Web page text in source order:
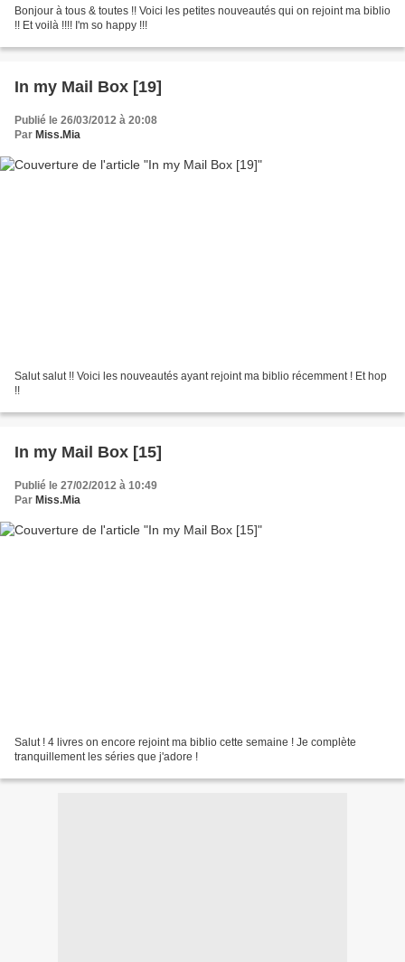
Bonjour à tous & toutes !! Voici les petites nouveautés qui on rejoint ma biblio
!! Et voilà !!!! I'm so happy !!!
In my Mail Box [19]
Publié le 26/03/2012 à 20:08
Par Miss.Mia
Salut salut !! Voici les nouveautés ayant rejoint ma biblio récemment ! Et hop
!!
In my Mail Box [15]
Publié le 27/02/2012 à 10:49
Par Miss.Mia
Salut ! 4 livres on encore rejoint ma biblio cette semaine ! Je complète
tranquillement les séries que j'adore !